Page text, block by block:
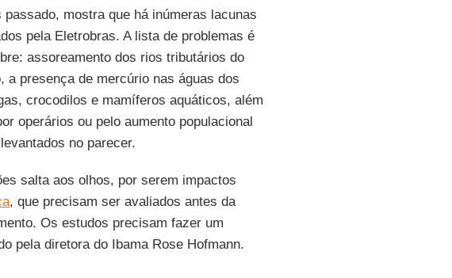
mostra que há inúmeras lacunas
pela Eletrobras. A lista de problemas é
assoreamento dos rios tributários do
a presença de mercúrio nas águas dos
crocodilos e mamíferos aquáticos, além
operários ou pelo aumento populacional
no parecer.
salta aos olhos, por serem impactos
, que precisam ser avaliados antes da
Os estudos precisam fazer um
pela diretora do Ibama Rose Hofmann.